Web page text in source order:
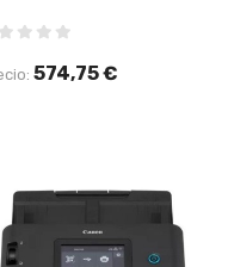
574,75 €